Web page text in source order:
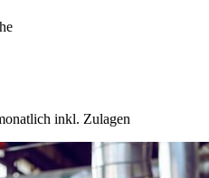
inkl. Zulagen